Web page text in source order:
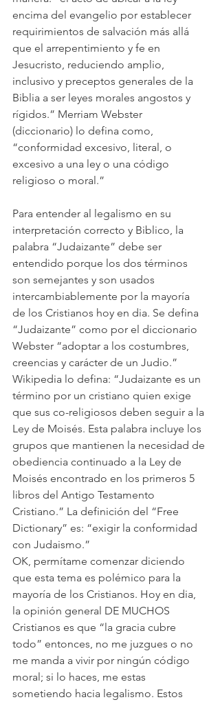
encima del evangelio por establecer
requirimientos de salvación más allá
que el arrepentimiento y fe en
Jesucristo, reduciendo amplio,
inclusivo y preceptos generales de la
Biblia a ser leyes morales angostos y
rígidos.” Merriam Webster
(diccionario) lo defina como,
“conformidad excesivo, literal, o
excesivo a una ley o una código
religioso o moral.”
Para entender al legalismo en su
interpretación correcto y Biblico, la
palabra “Judaizante” debe ser
entendido porque los dos términos
son semejantes y son usados
intercambiablemente por la mayoría
de los Cristianos hoy en dia. Se defina
“Judaizante” como por el diccionario
Webster “adoptar a los costumbres,
creencias y carácter de un Judio.”
Wikipedia lo defina: “Judaizante es un
término por un cristiano quien exige
que sus co-religiosos deben seguir a la
Ley de Moisés. Esta palabra incluye los
grupos que mantienen la necesidad de
obediencia continuado a la Ley de
Moisés encontrado en los primeros 5
libros del Antigo Testamento
Cristiano.” La definición del “Free
Dictionary” es: “exigir la conformidad
con Judaismo.”
OK, permítame comenzar diciendo
que esta tema es polémico para la
mayoría de los Cristianos. Hoy en dia,
la opinión general DE MUCHOS
Cristianos es que “la gracia cubre
todo” entonces, no me juzgues o no
me manda a vivir por ningún código
moral; si lo haces, me estas
sometiendo hacia legalismo. Estos